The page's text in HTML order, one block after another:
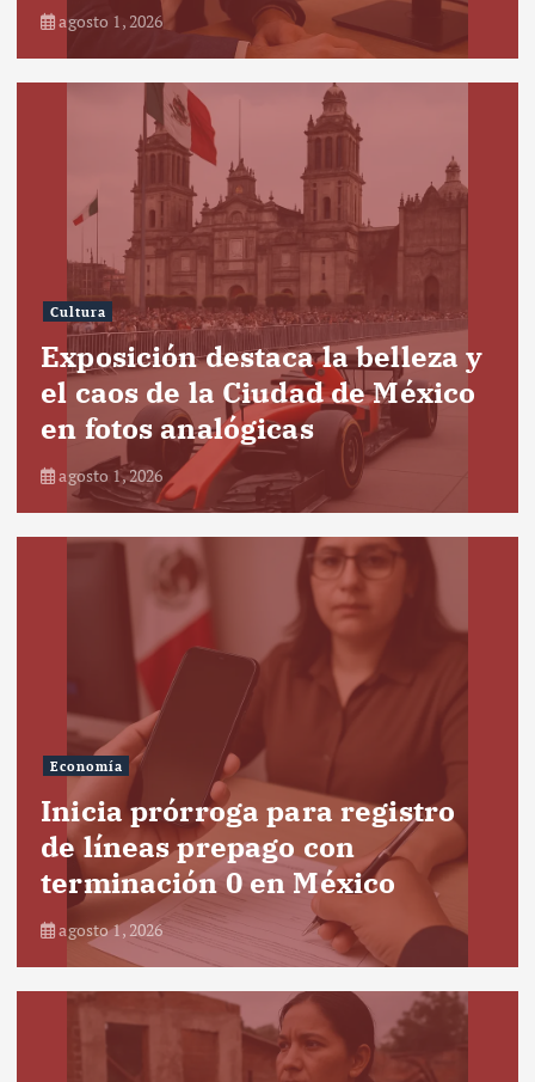
agosto 1, 2026
Cultura
Exposición destaca la belleza y
el caos de la Ciudad de México
en fotos analógicas
agosto 1, 2026
Economía
Inicia prórroga para registro
de líneas prepago con
terminación 0 en México
agosto 1, 2026